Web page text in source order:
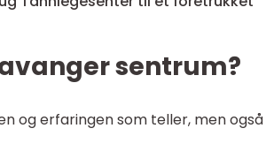
sentrum?
og erfaringen som teller, men også